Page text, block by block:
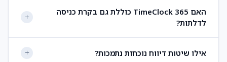
האם TimeClock 365 כוללת גם בקרת כניסה
לדלתות?
אילו שיטות דיווח נוכחות נתמכות?